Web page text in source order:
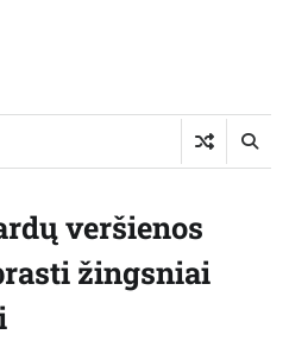
veršienos
žingsniai